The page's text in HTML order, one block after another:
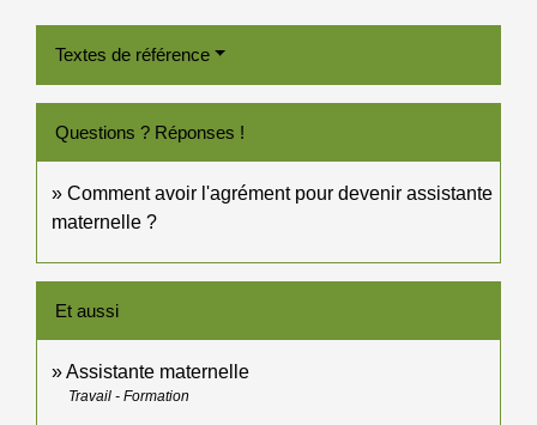
Textes de référence
Questions ? Réponses !
Comment avoir l'agrément pour devenir assistante
maternelle ?
Et aussi
Assistante maternelle
Travail - Formation